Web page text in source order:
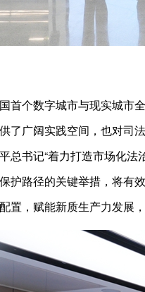
个数字城市与现实城市全
了广阔实践空间，也对司
总书记“着力打造市场化
护路径的关键举措，将有
置，赋能新质生产力发展